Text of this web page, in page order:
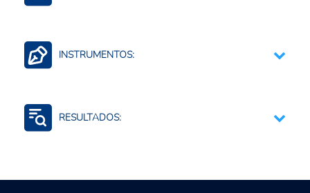
INSTRUMENTOS:
RESULTADOS: